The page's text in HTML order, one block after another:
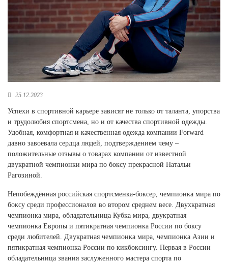
Красноярский край (5)
Курская область (1)
Москва и МО (14)
Нижегородская область (1)
Новосибирская область (3)
Омская область (5)
Республика Крым (1)
Республика Татарстан (2)
Ростовская область (2)
Самарская область (1)
Санкт-Петербург и ЛО (3)
Саратовская область (1)
Северная Осетия (2)
Смоленская область (1)
Ставропольский край (5)
Томская область (1)
Тульская область (1)
Тюменская область (3)
25.12.2023
Успехи в спортивной карьере зависят не только от таланта, упорства
и трудолюбия спортсмена, но и от качества спортивной одежды.
Удобная, комфортная и качественная одежда компании Forward
давно завоевала сердца людей, подтверждением чему –
положительные отзывы о товарах компании от известной
двукратной чемпионки мира по боксу прекрасной Натальи
Рагозиной.
Непобеждённая российская спортсменка-боксер, чемпионка мира по
боксу среди профессионалов во втором среднем весе. Двухкратная
чемпионка мира, обладательница Кубка мира, двукратная
чемпионка Европы и пятикратная чемпионка России по боксу
среди любителей. Двукратная чемпионка мира, чемпионка Азии и
пятикратная чемпионка России по кикбоксингу. Первая в России
обладательница звания заслуженного мастера спорта по